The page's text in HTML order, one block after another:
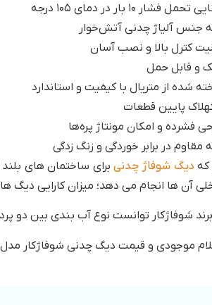
تحمل فشار ۱۰ بار در دمای ۱۰۵ درجه
جنس آلیاژ چدنی آتش‌خوار
کترل بالا و نصب آسان
و قابل حمل
شده از متریال با کیفیت و استاندارد
پایین قطعات
فشرده و امکان مونتاژ پره‌ها
مقاوم در برابر خوردگی و زنگ زدگی
که دیگ شوفاژ چدنی
آن ها انجام می دهد؛ میزان کارایی دیگ ها
شوفاژکار توانست نوع آب بندی بین دو
و قیمت دیگ چدنی شوفاژکار مدل ۱۴ پره استار ۱۳۰۰، کارشناسان دما استار پاسخگوی شما هستند.